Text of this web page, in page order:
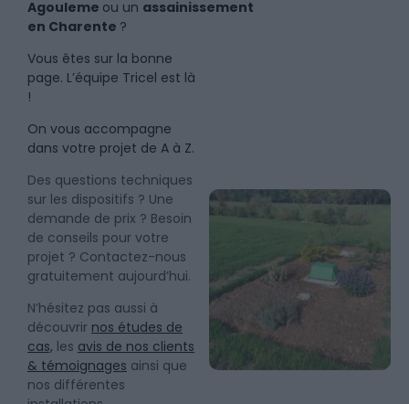
Agouleme ou un assainissement
en Charente ?
Vous êtes sur la bonne
page. L’équipe Tricel est là
!
On vous accompagne
dans votre projet de A à Z.
Des questions techniques
sur les dispositifs ? Une
demande de prix ? Besoin
de conseils pour votre
projet ? Contactez-nous
gratuitement aujourd’hui.
N’hésitez pas aussi à
découvrir nos études de
cas, les avis de nos clients
& témoignages ainsi que
nos différentes